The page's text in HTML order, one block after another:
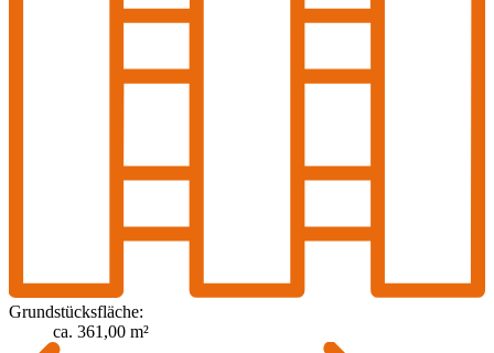
Grundstücksfläche:
ca. 361,00 m²